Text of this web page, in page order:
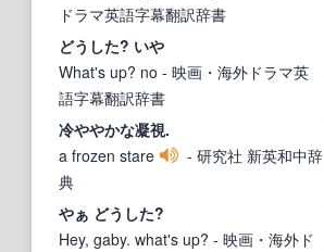
ドラマ英語字幕翻訳辞書
どうした? いや
What's up? no - 映画・海外ドラマ英
語字幕翻訳辞書
冷ややかな凝視.
a frozen stare
- 研究社 新英和中辞
典
やぁ どうした?
Hey, gaby. what's up? - 映画・海外ド